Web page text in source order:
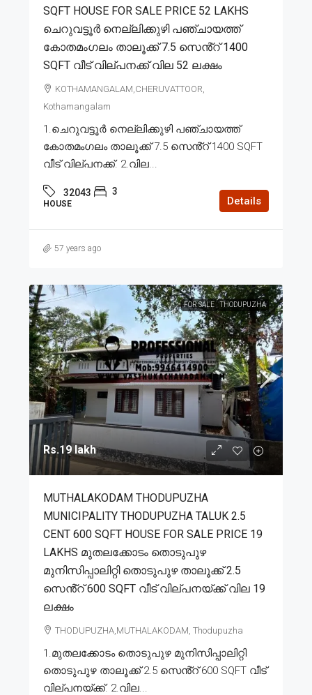
SQFT HOUSE FOR SALE PRICE 52 LAKHS
ചെറുവട്ടൂർ നെല്ലിക്കുഴി പഞ്ചായത്ത്
കോതമംഗലം താലൂക്ക് 7.5 സെൻ്റ് 1400
SQFT വീട് വില്പനക്ക് വില 52 ലക്ഷം
KOTHAMANGALAM,CHERUVATTOOR,
Kothamangalam
1.ചെറുവട്ടൂർ നെല്ലിക്കുഴി പഞ്ചായത്ത്
കോതമംഗലം താലൂക്ക് 7.5 സെൻ്റ് 1400 SQFT
വീട് വില്പനക്ക്. 2.വില...
32043 3
HOUSE Details
57 years ago
FOR SALE THODUPUZHA
Rs.19 lakh
MUTHALAKODAM THODUPUZHA
MUNICIPALITY THODUPUZHA TALUK 2.5
CENT 600 SQFT HOUSE FOR SALE PRICE 19
LAKHS മുതലക്കോടം തൊടുപുഴ
മുനിസിപ്പാലിറ്റി തൊടുപുഴ താലൂക്ക് 2.5
സെൻ്റ് 600 SQFT വീട് വില്പനയ്ക്ക് വില 19
ലക്ഷം
THODUPUZHA,MUTHALAKODAM, Thodupuzha
1.മുതലക്കോടം തൊടുപുഴ മുനിസിപ്പാലിറ്റി
തൊടുപുഴ താലൂക്ക് 2.5 സെൻ്റ് 600 SQFT വീട്
വില്പനയ്ക്ക്. 2.വില...